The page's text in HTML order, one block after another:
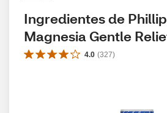
Ingredientes de
Magnesia Gentle
4.0 (327)